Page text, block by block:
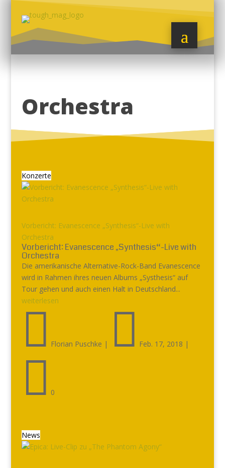
Orchestra
Konzerte
Vorbericht: Evanescence „Synthesis“-Live with
Orchestra
Vorbericht: Evanescence „Synthesis“-Live with
Orchestra
Die amerikanische Alternative-Rock-Band Evanescence
wird in Rahmen ihres neuen Albums „Systhesis“ auf
Tour gehen und auch einen Halt in Deutschland...
weiterlesen
 Florian Puschke |  Feb. 17, 2018 |
 0
News